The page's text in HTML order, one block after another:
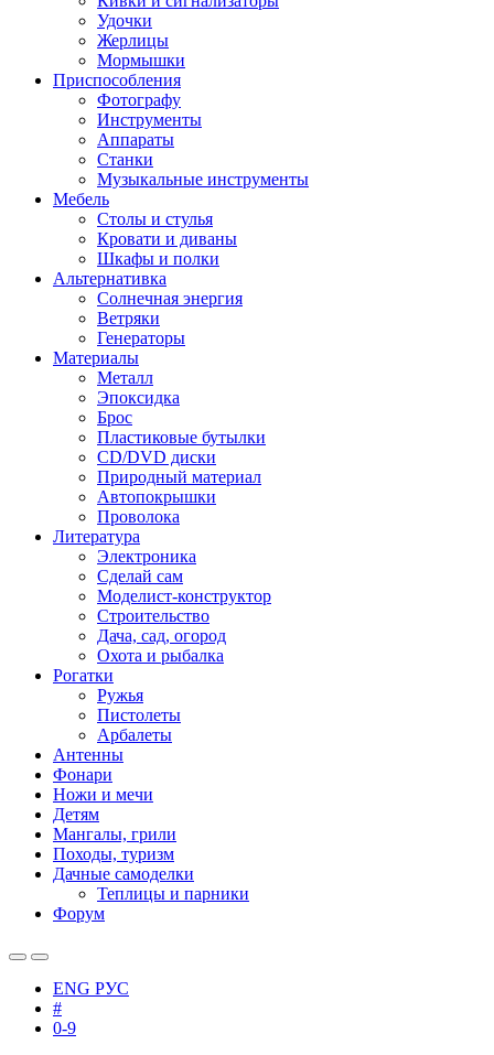
Удочки
Жерлицы
Мормышки
Приспособления
Фотографу
Инструменты
Аппараты
Станки
Музыкальные инструменты
Мебель
Столы и стулья
Кровати и диваны
Шкафы и полки
Альтернативка
Солнечная энергия
Ветряки
Генераторы
Материалы
Металл
Эпоксидка
Брос
Пластиковые бутылки
CD/DVD диски
Природный материал
Автопокрышки
Проволока
Литература
Электроника
Сделай сам
Моделист-конструктор
Строительство
Дача, сад, огород
Охота и рыбалка
Рогатки
Ружья
Пистолеты
Арбалеты
Антенны
Фонари
Ножи и мечи
Детям
Мангалы, грили
Походы, туризм
Дачные самоделки
Теплицы и парники
Форум
ENG РУС
#
0-9